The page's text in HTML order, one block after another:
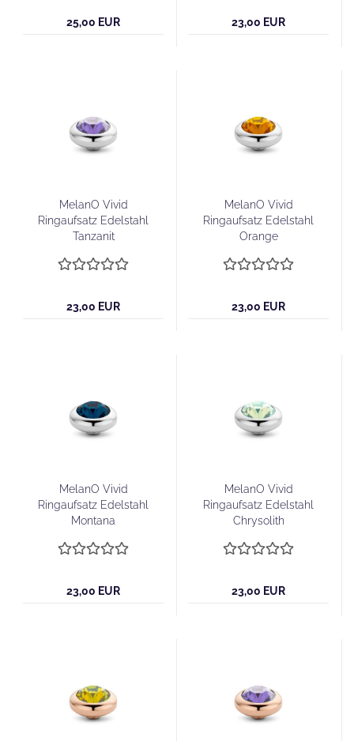
25,00 EUR 23,00 EUR
MelanO Vivid
Ringaufsatz Edelstahl
Tanzanit
23,00 EUR
MelanO Vivid
Ringaufsatz Edelstahl
Orange
23,00 EUR
MelanO Vivid
Ringaufsatz Edelstahl
Montana
23,00 EUR
MelanO Vivid
Ringaufsatz Edelstahl
Chrysolith
23,00 EUR